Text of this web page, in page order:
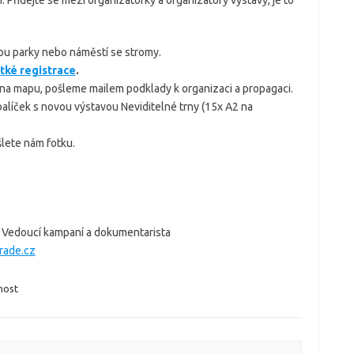
parky nebo náměstí se stromy.
registrace.
mapu, pošleme mailem podklady k organizaci a propagaci.
s novou výstavou Neviditelné trny (15x A2 na
nám fotku.
kampaní a dokumentarista